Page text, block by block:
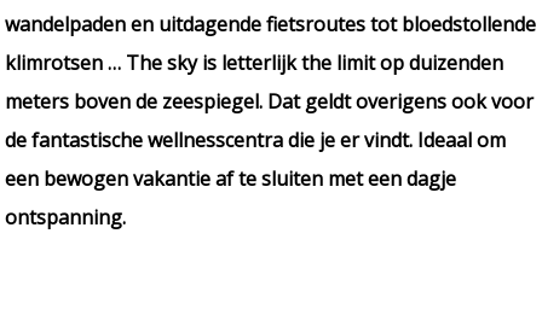
wandelpaden en uitdagende fietsroutes tot bloedstollende
klimrotsen … The sky is letterlijk the limit op duizenden
meters boven de zeespiegel. Dat geldt overigens ook voor
de fantastische wellnesscentra die je er vindt. Ideaal om
een bewogen vakantie af te sluiten met een dagje
ontspanning.